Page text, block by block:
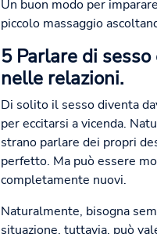
Un buon modo per
piccolo massaggio
5 Parlare di
nelle relazioni.
Di solito il sesso diventa
per eccitarsi a vicenda.
strano parlare dei propri
perfetto. Ma può essere
completamente nuovi.
Naturalmente, bisogna
situazione, tuttavia, può